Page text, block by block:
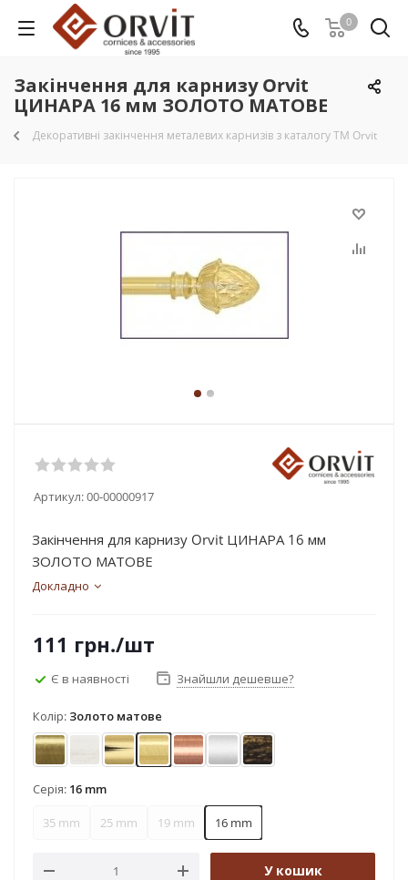
0
Закінчення для карнизу Orvit
ЦИНАРА 16 мм ЗОЛОТО МАТОВЕ
Декоративні закінчення металевих карнизів з каталогу TM Orvit
Артикул:00-00000917
Закінчення для карнизу Orvit ЦИНАРА 16 мм
ЗОЛОТО МАТОВЕ
Докладно
111 грн./шт
Є в наявності Знайшли дешевше?
Колір: Золото матове
Антик Біле золото (матове)
ЗолотоЗолото матове
МідьСатинЧорне золото
Серія: 16 mm
35 mm 25 mm 19 mm 16 mm
У кошик